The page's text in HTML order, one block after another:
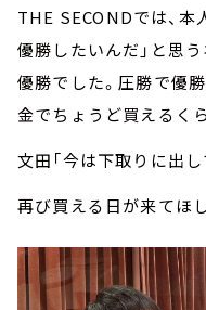
THE SECONDでは、本
優勝したいんだ」と思
優勝でした。圧勝で優
金でちょうど買えるく
文田「今は下取りに出し
再び買える日が来てほ